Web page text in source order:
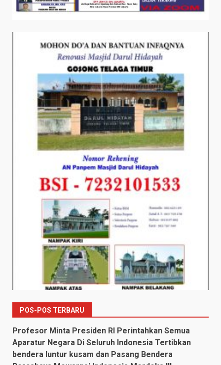
POS-POS TERBARU
Profesor Minta Presiden RI Perintahkan Semua
Aparatur Negara Di Seluruh Indonesia Tertibkan
bendera luntur kusam dan Pasang Bendera